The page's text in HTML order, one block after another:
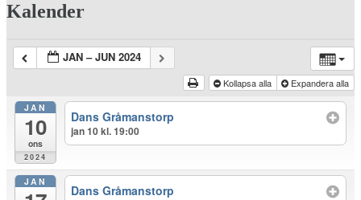
Kalender
JAN – JUN 2024
Kollapsa alla Expandera alla
JAN
10
ons
2024
Dans Gråmanstorp
jan 10 kl. 19:00
JAN
Dans Gråmanstorp